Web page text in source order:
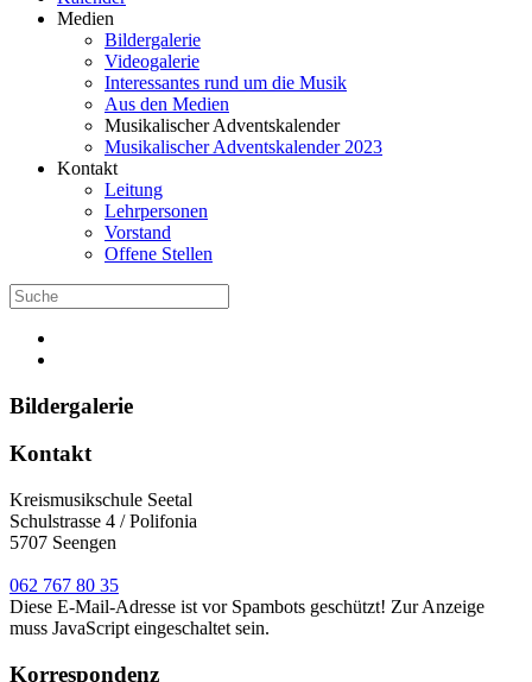
Medien
Bildergalerie
Videogalerie
Interessantes rund um die Musik
Aus den Medien
Musikalischer Adventskalender
Musikalischer Adventskalender 2023
Kontakt
Leitung
Lehrpersonen
Vorstand
Offene Stellen
Bildergalerie
Kontakt
Kreismusikschule Seetal
Schulstrasse 4 / Polifonia
5707 Seengen
062 767 80 35
Diese E-Mail-Adresse ist vor Spambots geschützt! Zur Anzeige
muss JavaScript eingeschaltet sein.
Korrespondenz